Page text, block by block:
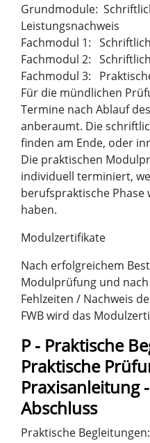
Grundmodule:
Leistungsnachweis
Fachmodul 1:
Fachmodul 2:
Fachmodul 3:
Für die mündlichen
Termine nach Ablauf
anberaumt. Die
finden am Ende, oder
Die praktischen
individuell terminiert,
berufspraktische
haben.
Modulzertifikate
Nach erfolgreichem
Modulprüfung und
Fehlzeiten / Nachweis
FWB wird das
P - Praktische
Praktische
Praxisanleitung
Abschluss
Praktische Begleitungen: